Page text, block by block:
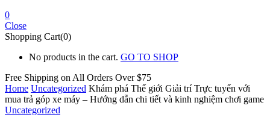
0
Close
Shopping Cart(0)
No products in the cart. GO TO SHOP
Free Shipping on All Orders Over $75
Home Uncategorized Khám phá Thế giới Giải trí Trực tuyến với
mua trả góp xe máy – Hướng dẫn chi tiết và kinh nghiệm chơi game
Uncategorized